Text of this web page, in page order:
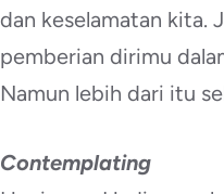
dan keselamatan kita.
pemberian dirimu
Namun lebih dari itu
Contemplating